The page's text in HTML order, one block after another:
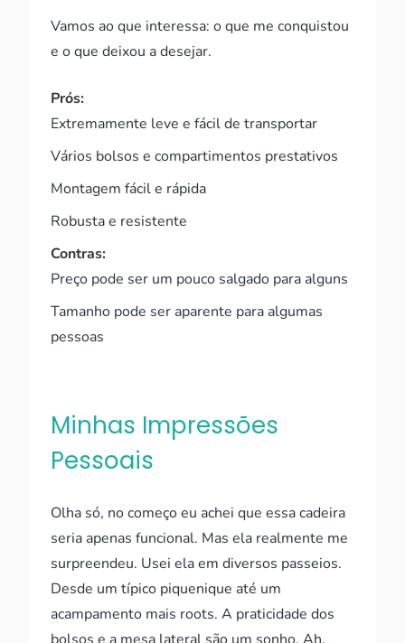
Vamos ao que interessa: o que me conquistou
e o que deixou a desejar.
Prós:
Extremamente leve e fácil de transportar
Vários bolsos e compartimentos prestativos
Montagem fácil e rápida
Robusta e resistente
Contras:
Preço pode ser um pouco salgado para alguns
Tamanho pode ser aparente para algumas
pessoas
Minhas Impressões
Pessoais
Olha só, no começo eu achei que essa cadeira
seria apenas funcional. Mas ela realmente me
surpreendeu. Usei ela em diversos passeios.
Desde um típico piquenique até um
acampamento mais roots. A praticidade dos